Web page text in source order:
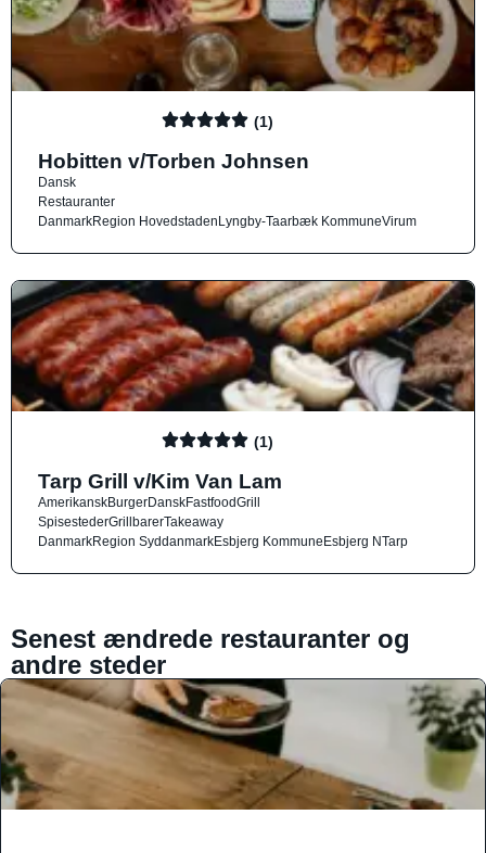
(1)
Hobitten v/Torben Johnsen
Dansk
Restauranter
DanmarkRegion HovedstadenLyngby-Taarbæk KommuneVirum
(1)
Tarp Grill v/Kim Van Lam
AmerikanskBurgerDanskFastfoodGrill
SpisestederGrillbarerTakeaway
DanmarkRegion SyddanmarkEsbjerg KommuneEsbjerg NTarp
Senest ændrede restauranter og
andre steder